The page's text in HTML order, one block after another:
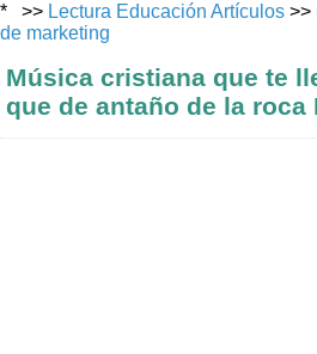
* >> Lectura Educación Artículos >>
de marketing
Música cristiana que te
que de antaño de la roca